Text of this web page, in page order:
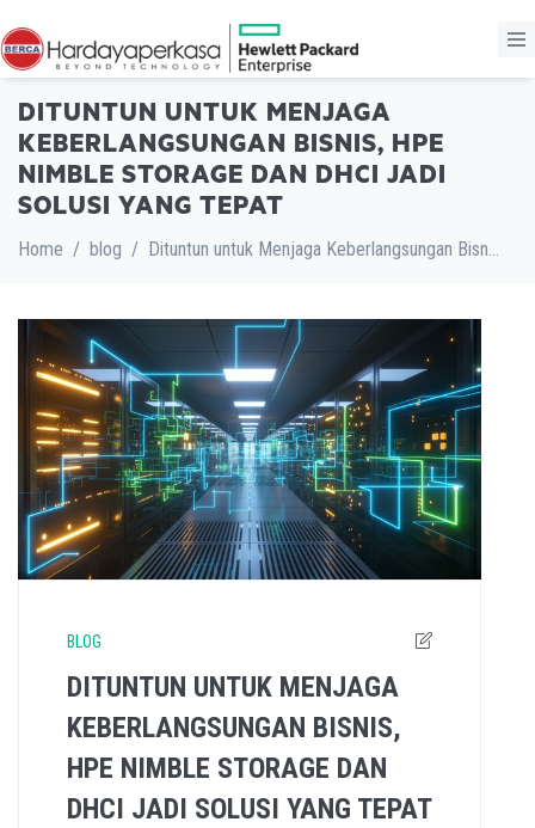
DITUNTUN UNTUK MENJAGA
KEBERLANGSUNGAN BISNIS, HPE
NIMBLE STORAGE DAN DHCI JADI
SOLUSI YANG TEPAT
Home / blog / Dituntun untuk Menjaga Keberlangsungan Bisnis, HPE Nimble Storage dan DHCI jadi Solusi yang Tepat
BLOG
DITUNTUN UNTUK MENJAGA
KEBERLANGSUNGAN BISNIS,
HPE NIMBLE STORAGE DAN
DHCI JADI SOLUSI YANG TEPAT